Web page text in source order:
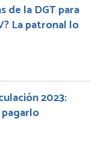
de la DGT para
La patronal lo
2023: